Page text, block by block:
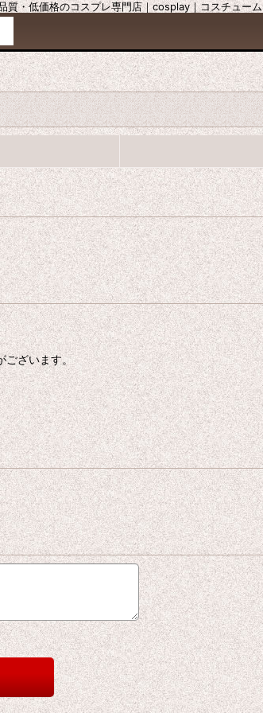
・低価格のコスプレ専門店｜cosplay｜コスチューム
ございます。